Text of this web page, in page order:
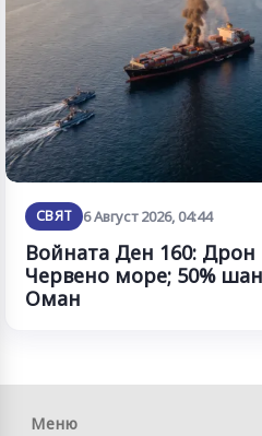
СВЯТ 6 Август 2026, 04:44
Войната Ден 160:
Червено море; 50%
Оман
Меню